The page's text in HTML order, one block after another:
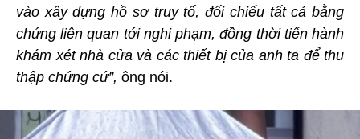
vào xây dựng hồ sơ truy tố, đối chiếu tất cả bằng
chứng liên quan tới nghi phạm, đồng thời tiến hành
khám xét nhà cửa và các thiết bị của anh ta để thu
thập chứng cứ”, ông nói.